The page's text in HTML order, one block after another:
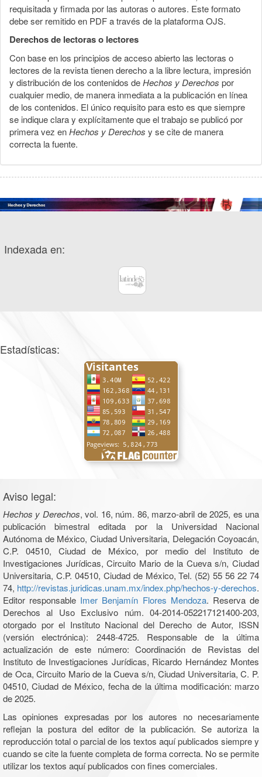
requisitada y firmada por las autoras o autores. Este formato
debe ser remitido en PDF a través de la plataforma OJS.
Derechos de lectoras o lectores
Con base en los principios de acceso abierto las lectoras o
lectores de la revista tienen derecho a la libre lectura, impresión
y distribución de los contenidos deHechos y Derechos por
cualquier medio, de manera inmediata a la publicación en línea
de los contenidos. El único requisito para esto es que siempre
se indique clara y explícitamente que el trabajo se publicó por
primera vez enHechos y Derechos y se cite de manera
correcta la fuente.
Indexada en:
Estadísticas:
Aviso legal:
Hechos y Derechos, vol. 16, núm. 86, marzo-abril de 2025, es una
publicación bimestral editada por la Universidad Nacional
Autónoma de México, Ciudad Universitaria, Delegación Coyoacán,
C.P. 04510, Ciudad de México, por medio del Instituto de
Investigaciones Jurídicas, Circuito Mario de la Cueva s/n, Ciudad
Universitaria, C.P. 04510, Ciudad de México, Tel. (52) 55 56 22 74
74, http://revistas.juridicas.unam.mx/index.php/hechos-y-derechos.
Editor responsable Imer Benjamín Flores Mendoza. Reserva de
Derechos al Uso Exclusivo núm. 04-2014-052217121400-203,
otorgado por el Instituto Nacional del Derecho de Autor, ISSN
(versión electrónica): 2448-4725. Responsable de la última
actualización de este número: Coordinación de Revistas del
Instituto de Investigaciones Jurídicas, Ricardo Hernández Montes
de Oca, Circuito Mario de la Cueva s/n, Ciudad Universitaria, C. P.
04510, Ciudad de México, fecha de la última modificación: marzo
de 2025.
Las opiniones expresadas por los autores no necesariamente
reflejan la postura del editor de la publicación. Se autoriza la
reproducción total o parcial de los textos aquí publicados siempre y
cuando se cite la fuente completa de forma correcta. No se permite
utilizar los textos aquí publicados con fines comerciales.